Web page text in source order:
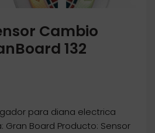
Cambio
132
para diana electrica
Gran Board Producto: Sensor